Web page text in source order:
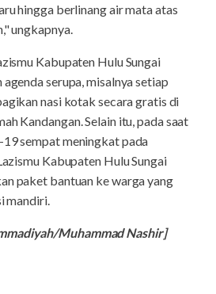
hingga berlinang air mata atas
ungkapnya.
Kabupaten Hulu Sungai
serupa, misalnya setiap
nasi kotak secara gratis di
Kandangan. Selain itu, pada saat
sempat meningkat pada
Kabupaten Hulu Sungai
paket bantuan ke warga yang
mandiri.
Muhammad Nashir]